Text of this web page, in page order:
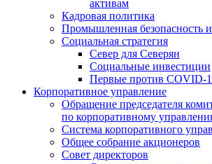
активам
Кадровая политика
Промышленная безопасность и
Социальная стратегия
Север для Северян
Социальные инвестиции
Первые против
Корпоративное управление
Обращение председателя
по корпоративному
Система корпоративного
Общее собрание акционеров
Совет директоров